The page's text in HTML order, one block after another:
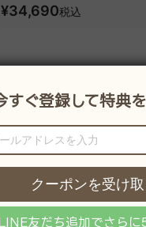
納キャビネット【高級天然
¥34,690税込